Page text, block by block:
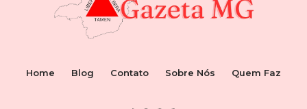
Home Blog Contato Sobre Nós Quem Faz